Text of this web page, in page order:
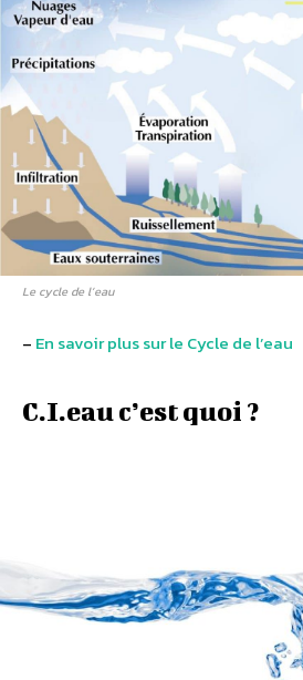
Le cycle de l’eau
– En savoir plus sur le Cycle de l’eau
C.I.eau c’est quoi ?